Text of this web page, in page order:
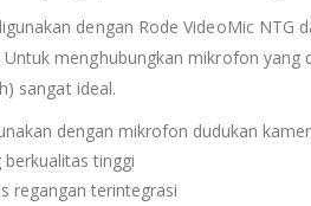
dengan Rode VideoMic
menghubungkan mikrofon yang
sangat ideal.
dengan mikrofon dudukan
berkualitas tinggi
regangan terintegrasi